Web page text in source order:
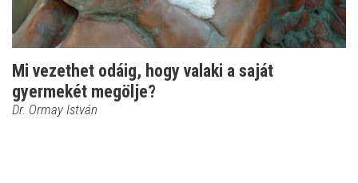
Mi vezethet odáig, hogy valaki a saját
gyermekét megölje?
Dr. Ormay István